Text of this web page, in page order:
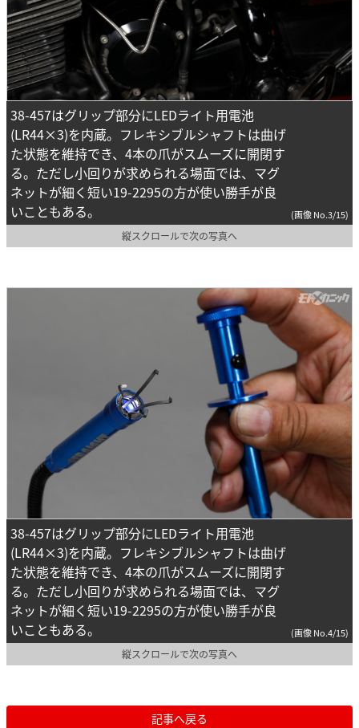
38-457はグリップ部分にLEDライト用電池
(LR44×3)を内蔵。フレキシブルシャフトは曲げ
た状態を維持でき、4本の爪がスムーズに開閉す
る。ただし小回りが求められる場面では、マグ
ネットが細く短い19-2295の方が使い勝手が良
いこともある。
(画像 No.3/15)
縦スクロールで次の写真へ
38-457はグリップ部分にLEDライト用電池
(LR44×3)を内蔵。フレキシブルシャフトは曲げ
た状態を維持でき、4本の爪がスムーズに開閉す
る。ただし小回りが求められる場面では、マグ
ネットが細く短い19-2295の方が使い勝手が良
いこともある。
(画像 No.4/15)
縦スクロールで次の写真へ
記事へ戻る